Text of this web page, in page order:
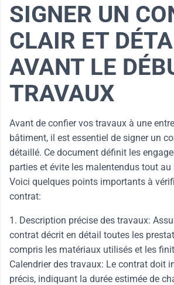
SIGNER UN
CLAIR ET
AVANT LE
TRAVAUX
Avant de confier vos travaux à une
bâtiment, il est essentiel de signer un
détaillé. Ce document définit les
parties et évite les malentendus tout
Voici quelques points importants à
contrat:
1. Description précise des travaux:
contrat décrit en détail toutes les
compris les matériaux utilisés et les
Calendrier des travaux: Le contrat doit
précis, indiquant la durée estimée de